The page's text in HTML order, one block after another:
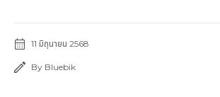
11 มิถุนายน 2568
By Bluebik